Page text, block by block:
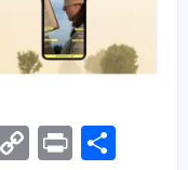
Copy
Print